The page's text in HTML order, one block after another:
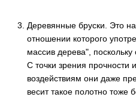
Деревянные бруски. Это
отношении которого
массив дерева",
С точки зрения прочности
воздействиям они даже
весит такое полотно тоже